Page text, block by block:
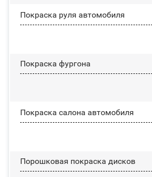
Покраска руля автомобиля
Покраска фургона
Покраска салона автомобиля
Порошковая покраска дисков